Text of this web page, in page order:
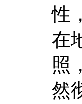
性
在
照
然